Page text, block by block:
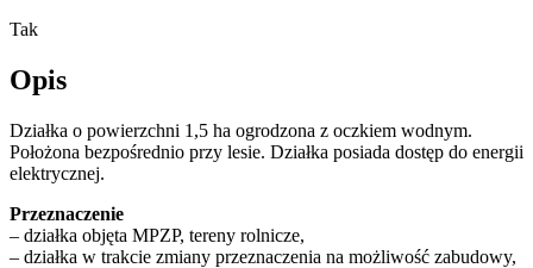
Tak
Opis
Działka o powierzchni 1,5 ha ogrodzona z oczkiem wodnym.
Położona bezpośrednio przy lesie. Działka posiada dostęp do energii
elektrycznej.
Przeznaczenie
– działka objęta MPZP, tereny rolnicze,
– działka w trakcie zmiany przeznaczenia na możliwość zabudowy,